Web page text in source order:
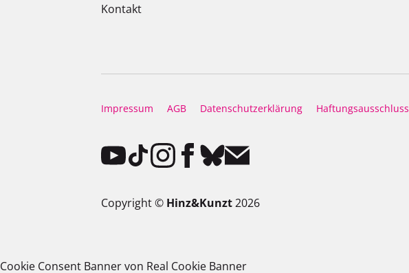
Kontakt
Impressum AGB Datenschutzerklärung Haftungsausschluss
Copyright © Hinz&Kunzt2026
Cookie Consent Banner von Real Cookie Banner